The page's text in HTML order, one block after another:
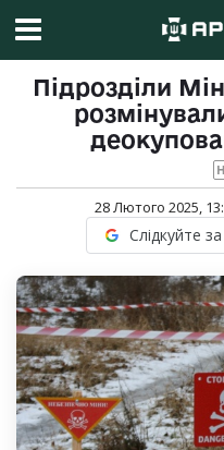
Підрозділи
28 Лютого 2025,
Слідкуйте